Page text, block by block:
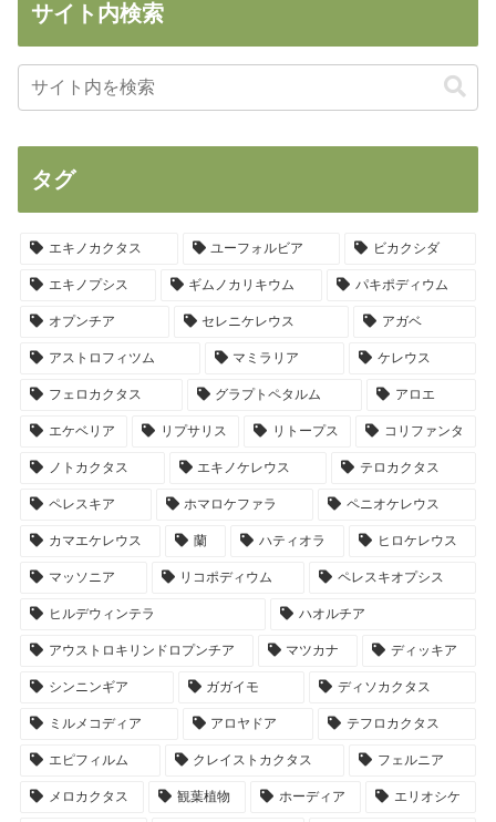
サイト内検索
タグ
エキノカクタス ユーフォルビア ビカクシダ
エキノプシス ギムノカリキウム パキポディウム
オプンチア セレニケレウス アガベ
アストロフィツム マミラリア ケレウス
フェロカクタス グラプトペタルム アロエ
エケベリア リプサリス リトープス コリファンタ
ノトカクタス エキノケレウス テロカクタス
ペレスキア ホマロケファラ ペニオケレウス
カマエケレウス 蘭 ハティオラ ヒロケレウス
マッソニア リコポディウム ペレスキオプシス
ヒルデウィンテラ ハオルチア
アウストロキリンドロプンチア マツカナ ディッキア
シンニンギア ガガイモ ディソカクタス
ミルメコディア アロヤドア テフロカクタス
エピフィルム クレイストカクタス フェルニア
メロカクタス 観葉植物 ホーディア エリオシケ